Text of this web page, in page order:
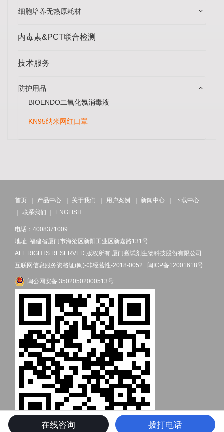
细胞培养无热原耗材
内毒素&PCT联合检测
技术服务
防护用品
BIOENDO二氧化氯消毒液
KN95纳米网红口罩
首页 ｜ 产品中心 ｜ 关于我们 ｜ 用户案例 ｜ 新闻中心 ｜ 下载中心
｜ 联系我们 ｜ ENGLISH
电话：4008371009
地址: 福建省厦门市海沧区新阳工业区新嘉路131号
ALL RIGHTS RESERVED 版权所有 厦门鲎试剂生物科技股份有限公司
互联网信息服务资格证(闽)-非经营性-2018-0052 闽ICP备12001618号
闽公网安备 35020502000513号
在线咨询 拨打电话